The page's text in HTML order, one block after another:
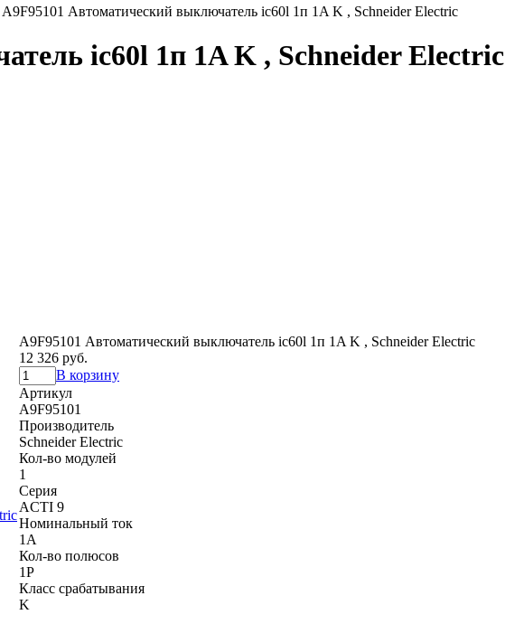
A9F95101 Автоматический выключатель ic60l 1п 1A K , Schneider Electric
ic60l 1п 1A K , Schneider Electric
A9F95101 Автоматический выключатель ic60l 1п 1A K , Schneider Electric
12 326 руб.
В корзину
Артикул
A9F95101
Производитель
Schneider Electric
Кол-во модулей
1
Серия
ACTI 9
Номинальный ток
1A
Кол-во полюсов
1P
Класс срабатывания
K